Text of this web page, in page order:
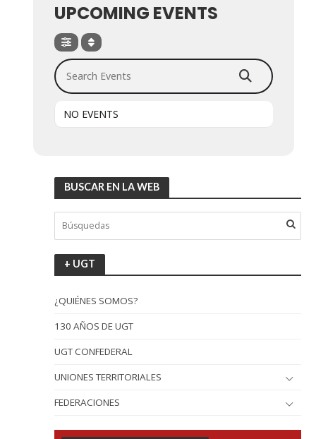
UPCOMING EVENTS
Search Events
NO EVENTS
BUSCAR EN LA WEB
+ UGT
¿QUIÉNES SOMOS?
130 AÑOS DE UGT
UGT CONFEDERAL
UNIONES TERRITORIALES
FEDERACIONES